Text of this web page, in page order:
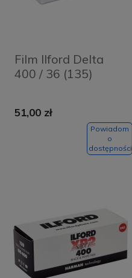
Film Ilford Delta
400 / 36 (135)
51,00 zł
Powiadom
o
dostępności